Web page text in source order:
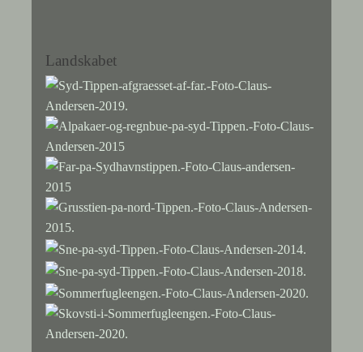
Landskabet